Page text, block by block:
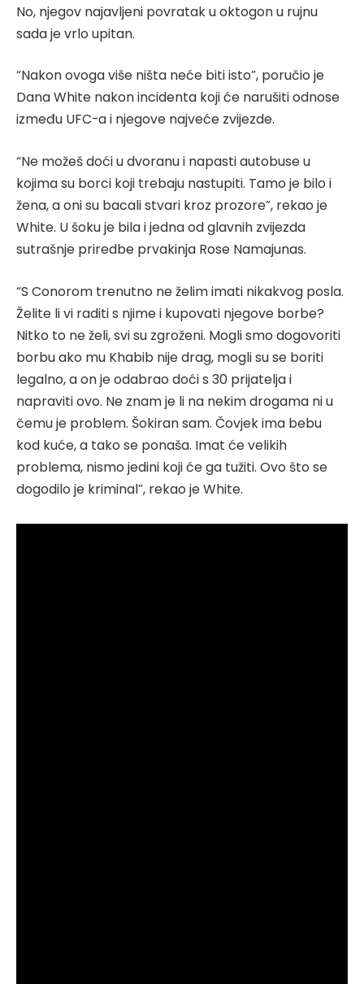
No, njegov najavljeni povratak u oktogon u rujnu
sada je vrlo upitan.
“Nakon ovoga više ništa neće biti isto”, poručio je
Dana White nakon incidenta koji će narušiti odnose
između UFC-a i njegove najveće zvijezde.
“Ne možeš doći u dvoranu i napasti autobuse u
kojima su borci koji trebaju nastupiti. Tamo je bilo i
žena, a oni su bacali stvari kroz prozore”, rekao je
White. U šoku je bila i jedna od glavnih zvijezda
sutrašnje priredbe prvakinja Rose Namajunas.
“S Conorom trenutno ne želim imati nikakvog posla.
Želite li vi raditi s njime i kupovati njegove borbe?
Nitko to ne želi, svi su zgroženi. Mogli smo dogovoriti
borbu ako mu Khabib nije drag, mogli su se boriti
legalno, a on je odabrao doći s 30 prijatelja i
napraviti ovo. Ne znam je li na nekim drogama ni u
čemu je problem. Šokiran sam. Čovjek ima bebu
kod kuće, a tako se ponaša. Imat će velikih
problema, nismo jedini koji će ga tužiti. Ovo što se
dogodilo je kriminal”, rekao je White.